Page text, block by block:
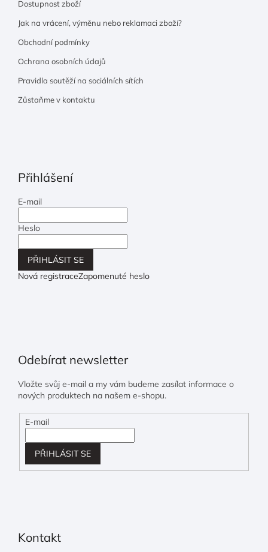
Dostupnost zboží
Jak na vrácení, výměnu nebo reklamaci zboží?
Obchodní podmínky
Ochrana osobních údajů
Pravidla soutěží na sociálních sítích
Zůstaňme v kontaktu
Přihlášení
E-mail
Heslo
PŘIHLÁSIT SE
Nová registraceZapomenuté heslo
Odebírat newsletter
Vložte svůj e-mail a my vám budeme zasílat informace o
nových produktech na našem e-shopu.
E-mail
PŘIHLÁSIT SE
Kontakt